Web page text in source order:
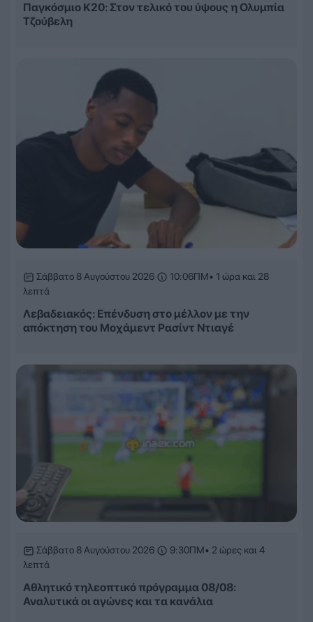
Παγκόσμιο Κ20: Στον τελικό του ύψους η Ολυμπία
Τζούβελη
Σάββατο 8 Αυγούστου 2026 10:06ΠΜ• 1 ώρα και 28
λεπτά
Λεβαδειακός: Επένδυση στο μέλλον με την
απόκτηση του Μοχάμεντ Ρασίντ Ντιαγέ
Σάββατο 8 Αυγούστου 2026 9:30ΠΜ• 2 ώρες και 4
λεπτά
Αθλητικό τηλεοπτικό πρόγραμμα 08/08:
Αναλυτικά οι αγώνες και τα κανάλια